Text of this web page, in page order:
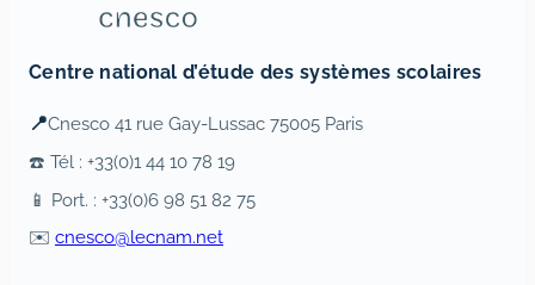
Centre national d’étude des systèmes scolaires
📍Cnesco 41 rue Gay-Lussac 75005 Paris
☎️ Tél : +33(0)1 44 10 78 19
📱 Port. : +33(0)6 98 51 82 75
✉️ cnesco@lecnam.net